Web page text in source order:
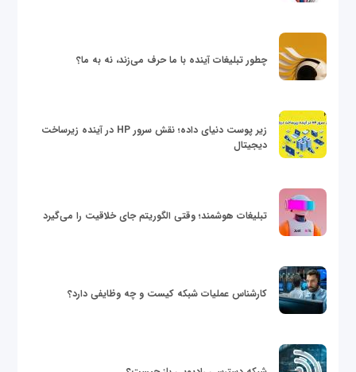
چطور تبلیغات آینده با ما حرف می‌زند، نه به ما؟
زیر پوست دنیای داده؛ نقش سرور HP در آینده زیرساخت
دیجیتال
تبلیغات هوشمند؛ وقتی الگوریتم جای خلاقیت را می‌گیرد
کارشناس عملیات شبکه کیست و چه وظایفی دارد؟